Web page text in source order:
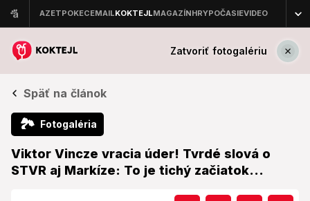
Zatvoriť fotogalériu
Späť na článok
🏞 Fotogaléria
Viktor Vincze vracia úder! Tvrdé slová o
STVR aj Markíze: To je tichý začiatok...